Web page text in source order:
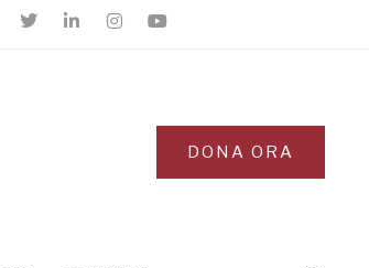
DONA ORA